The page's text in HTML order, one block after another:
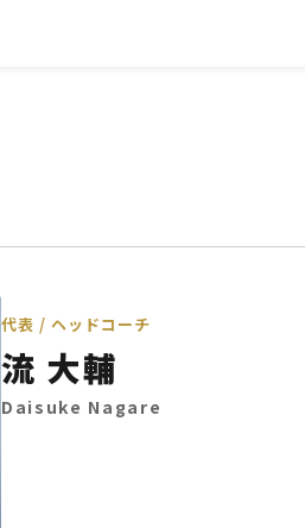
代表 / ヘッドコーチ
流 大輔
Daisuke Nagare